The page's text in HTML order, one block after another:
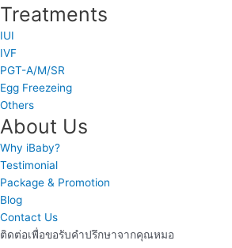
Treatments
IUI
IVF
PGT-A/M/SR
Egg Freezeing
Others
About Us
Why iBaby?
Testimonial
Package & Promotion
Blog
Contact Us
ติดต่อเพื่อขอรับคำปรึกษาจากคุณหมอ